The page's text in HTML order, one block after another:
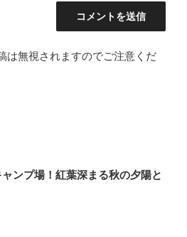
は無視されますのでご注意くだ
ンプ場！紅葉深まる秋の夕陽と